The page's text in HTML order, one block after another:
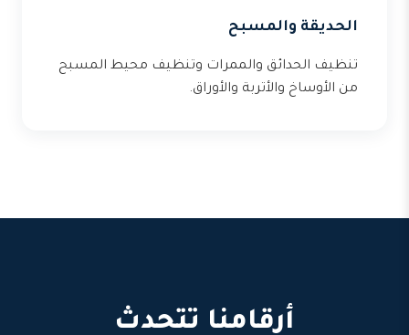
الحديقة والمسبح
تنظيف الحدائق والممرات وتنظيف محيط المسبح
من الأوساخ والأتربة والأوراق.
أرقامنا تتحدث